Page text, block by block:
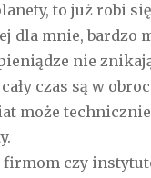
to już robi
dla mnie, bardzo
nie
czas są w
może
firmom czy